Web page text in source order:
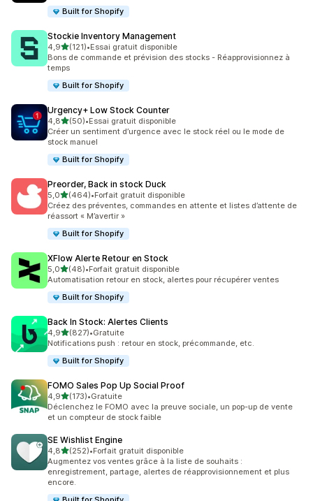
Built for Shopify
Stockie Inventory Management
4,9étoile(s) sur 5
(121)
121 avis au total
•Essai gratuit disponible
Bons de commande et prévision des stocks - Réapprovisionnez à
temps
Built for Shopify
Urgency+ Low Stock Counter
4,8étoile(s) sur 5
(50)
50 avis au total
•Essai gratuit disponible
Créer un sentiment d’urgence avec le stock réel ou le mode de
stock manuel
Built for Shopify
Preorder, Back in stock Duck
5,0étoile(s) sur 5
(464)
464 avis au total
•Forfait gratuit disponible
Créez des préventes, commandes en attente et listes d’attente de
réassort « M’avertir »
Built for Shopify
XFlow Alerte Retour en Stock
5,0étoile(s) sur 5
(48)
48 avis au total
•Forfait gratuit disponible
Automatisation retour en stock, alertes pour récupérer ventes
Built for Shopify
Back In Stock: Alertes Clients
4,9étoile(s) sur 5
(827)
827 avis au total
•Gratuite
Notifications push : retour en stock, précommande, etc.
Built for Shopify
FOMO Sales Pop Up Social Proof
4,9étoile(s) sur 5
(173)
173 avis au total
•Gratuite
Déclenchez le FOMO avec la preuve sociale, un pop-up de vente
et un compteur de stock faible
SE Wishlist Engine
4,8étoile(s) sur 5
(252)
252 avis au total
•Forfait gratuit disponible
Augmentez vos ventes grâce à la liste de souhaits :
enregistrement, partage, alertes de réapprovisionnement et plus
encore.